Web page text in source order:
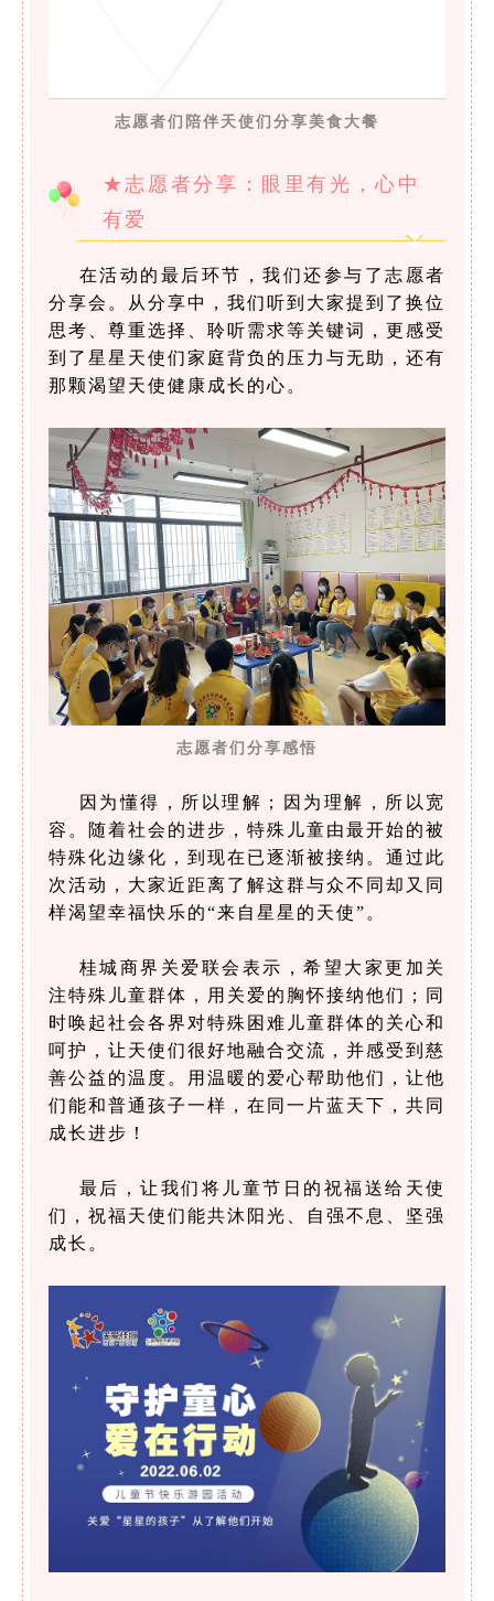
志愿者们陪伴天使们分享美食大餐
★志愿者分享：眼里有光，心中
有爱
在活动的最后环节，我们还参与了志愿者
分享会。从分享中，我们听到大家提到了换位
思考、尊重选择、聆听需求等关键词，更感受
到了星星天使们家庭背负的压力与无助，还有
那颗渴望天使健康成长的心。
志愿者们分享感悟
因为懂得，所以理解；因为理解，所以宽
容。随着社会的进步，特殊儿童由最开始的被
特殊化边缘化，到现在已逐渐被接纳。通过此
次活动，大家近距离了解这群与众不同却又同
样渴望幸福快乐的“来自星星的天使”。
桂城商界 关爱联会 表示，希望大家更加关
注特殊儿童群体，用关爱的胸怀接纳他们；同
时唤起社会各界对特殊困难儿童群体的关心和
呵护，让天使们很好地融合交流，并感受到慈
善公益的温度。用温暖的爱心帮助他们，让他
们能和普通孩子一样，在同一片蓝天下，共同
成长进步！
最后，让我们将儿童节日的祝福送给天使
们，祝福天使们能共沐阳光、自强不息、坚强
成长。